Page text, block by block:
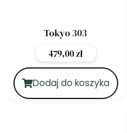
Tokyo 303
479,00zł
Dodaj do koszyka